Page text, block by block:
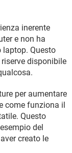
inerente
e non ha
laptop. Questo
disponibile
per aumentare
come funziona il
Questo
del
creato le